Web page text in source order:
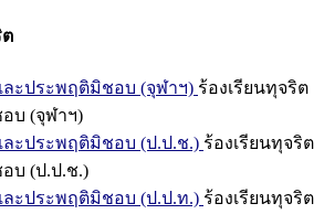
ต
ละประพฤติมิชอบ (จุฬาฯ) ร้องเรียนทุจริต
บ (จุฬาฯ)
ละประพฤติมิชอบ (ป.ป.ช.) ร้องเรียนทุจริต
บ (ป.ป.ช.)
ละประพฤติมิชอบ (ป.ป.ท.) ร้องเรียนทุจริต